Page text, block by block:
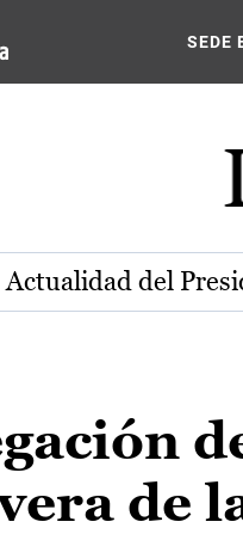
SEDE
Actualidad del
de